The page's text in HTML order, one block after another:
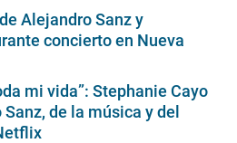
Alejandro Sanz y
concierto en Nueva
mi vida”: Stephanie Cayo
de la música y del